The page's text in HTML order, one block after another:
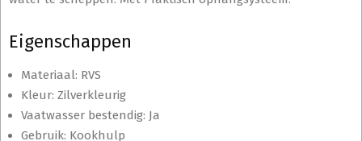
Eigenschappen
Materiaal: RVS
Kleur: Zilverkleurig
Vaatwasser bestendig: Ja
Gebruik: Kookhulp